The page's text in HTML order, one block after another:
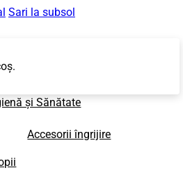
Sari la subsol
și Sănătate
Accesorii îngrijire